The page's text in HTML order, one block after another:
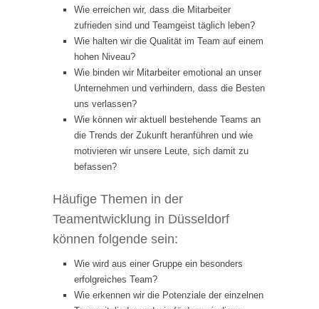
Wie erreichen wir, dass die Mitarbeiter
zufrieden sind und Teamgeist täglich leben?
Wie halten wir die Qualität im Team auf einem
hohen Niveau?
Wie binden wir Mitarbeiter emotional an unser
Unternehmen und verhindern, dass die Besten
uns verlassen?
Wie können wir aktuell bestehende Teams an
die Trends der Zukunft heranführen und wie
motivieren wir unsere Leute, sich damit zu
befassen?
Häufige Themen in der
Teamentwicklung in Düsseldorf
können folgende sein:
Wie wird aus einer Gruppe ein besonders
erfolgreiches Team?
Wie erkennen wir die Potenziale der einzelnen